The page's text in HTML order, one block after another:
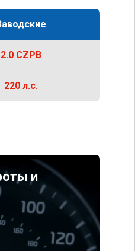
2.0 CZPB
220 л.с.
и